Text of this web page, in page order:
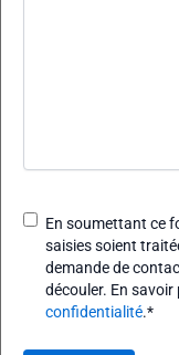
RGPD *
En soumettant ce
saisies soient
demande de
découler. En
confidentialité.*